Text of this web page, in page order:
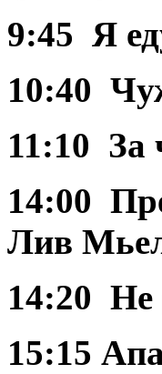
9:45 Я
10:40
11:10 За
14:00
Лив
14:20
15:15